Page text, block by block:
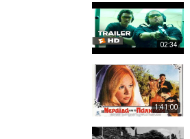
02:34
1:41:00